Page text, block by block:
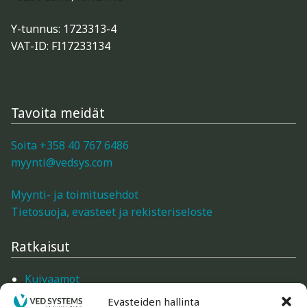
Evästeiden hallinta
Mittareiden mittapäät ja tarvikkeet
Logca Atso -tarvikkeet
Trotec-tarvikkeet
Schaller-tarvikkeet
Ilmankostutus, ilmankuivaus, paineistus, puhaltimet
ja puhdistimet
Y-tunnus: 1723313-4
VAT-ID: FI17233134
Tavoita meidät
Soita +358 40 767 6486
myynti@vedsys.com
Myynti- ja toimitusehdot
Tietosuoja, evästeet ja rekisteriseloste
Ratkaisut
Kuivaamot
Mittarit